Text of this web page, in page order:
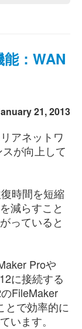
：WAN
21, 2013
アネットワ
が向上して
時間を短縮
減らすこと
っていると
Proや
に接続する
FileMaker
とで効率的に
います。